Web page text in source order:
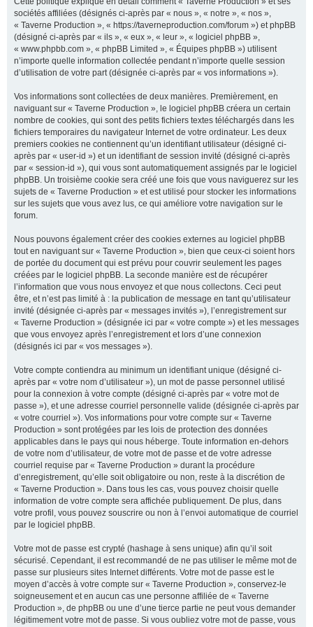
sociétés affiliées (désignés ci-après par « nous », « notre », « nos »,
« Taverne Production », « https://taverneproduction.com/forum ») et phpBB
(désigné ci-après par « ils », « eux », « leur », « logiciel phpBB »,
« www.phpbb.com », « phpBB Limited », « Équipes phpBB ») utilisent
n’importe quelle information collectée pendant n’importe quelle session
d’utilisation de votre part (désignée ci-après par « vos informations »).
Vos informations sont collectées de deux manières. Premièrement, en
naviguant sur « Taverne Production », le logiciel phpBB créera un certain
nombre de cookies, qui sont des petits fichiers textes téléchargés dans les
fichiers temporaires du navigateur Internet de votre ordinateur. Les deux
premiers cookies ne contiennent qu’un identifiant utilisateur (désigné ci-
après par « user-id ») et un identifiant de session invité (désigné ci-après
par « session-id »), qui vous sont automatiquement assignés par le logiciel
phpBB. Un troisième cookie sera créé une fois que vous naviguerez sur les
sujets de « Taverne Production » et est utilisé pour stocker les informations
sur les sujets que vous avez lus, ce qui améliore votre navigation sur le
forum.
Nous pouvons également créer des cookies externes au logiciel phpBB
tout en naviguant sur « Taverne Production », bien que ceux-ci soient hors
de portée du document qui est prévu pour couvrir seulement les pages
créées par le logiciel phpBB. La seconde manière est de récupérer
l’information que vous nous envoyez et que nous collectons. Ceci peut
être, et n’est pas limité à : la publication de message en tant qu’utilisateur
invité (désignée ci-après par « messages invités »), l’enregistrement sur
« Taverne Production » (désignée ici par « votre compte ») et les messages
que vous envoyez après l’enregistrement et lors d’une connexion
(désignés ici par « vos messages »).
Votre compte contiendra au minimum un identifiant unique (désigné ci-
après par « votre nom d’utilisateur »), un mot de passe personnel utilisé
pour la connexion à votre compte (désigné ci-après par « votre mot de
passe »), et une adresse courriel personnelle valide (désignée ci-après par
« votre courriel »). Vos informations pour votre compte sur « Taverne
Production » sont protégées par les lois de protection des données
applicables dans le pays qui nous héberge. Toute information en-dehors
de votre nom d’utilisateur, de votre mot de passe et de votre adresse
courriel requise par « Taverne Production » durant la procédure
d’enregistrement, qu’elle soit obligatoire ou non, reste à la discrétion de
« Taverne Production ». Dans tous les cas, vous pouvez choisir quelle
information de votre compte sera affichée publiquement. De plus, dans
votre profil, vous pouvez souscrire ou non à l’envoi automatique de courriel
par le logiciel phpBB.
Votre mot de passe est crypté (hashage à sens unique) afin qu’il soit
sécurisé. Cependant, il est recommandé de ne pas utiliser le même mot de
passe sur plusieurs sites Internet différents. Votre mot de passe est le
moyen d’accès à votre compte sur « Taverne Production », conservez-le
soigneusement et en aucun cas une personne affiliée de « Taverne
Production », de phpBB ou une d’une tierce partie ne peut vous demander
légitimement votre mot de passe. Si vous oubliez votre mot de passe, vous